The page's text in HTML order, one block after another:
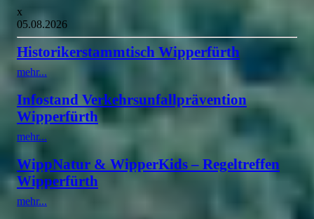
x
05.08.2026
Historikerstammtisch Wipperfürth
mehr...
Infostand Verkehrsunfallprävention
Wipperfürth
mehr...
WippNatur & WipperKids – Regeltreffen
Wipperfürth
mehr...